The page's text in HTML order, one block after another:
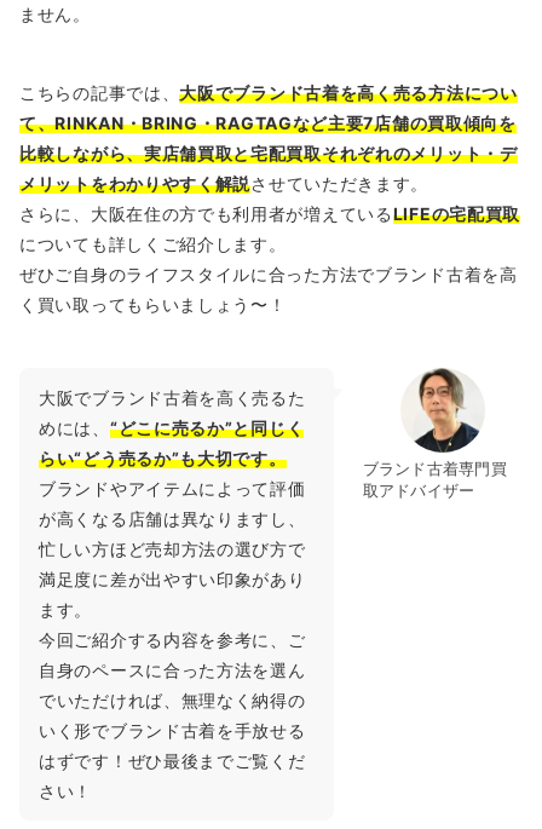
ません。
こちらの記事では、大阪でブランド古着を高く売る方法につい
て、RINKAN・BRING・RAGTAGなど主要7店舗の買取傾向を
比較しながら、実店舗買取と宅配買取それぞれのメリット・デ
メリットをわかりやすく解説させていただきます。
さらに、大阪在住の方でも利用者が増えているLIFEの宅配買取
についても詳しくご紹介します。
ぜひご自身のライフスタイルに合った方法でブランド古着を高
く買い取ってもらいましょう〜！
ブランド古着専門買
取アドバイザー
大阪でブランド古着を高く売るた
めには、 “どこに売るか”と同じく
らい“どう売るか”も大切です。
ブランドやアイテムによって評価
が高くなる店舗は異なりますし、
忙しい方ほど売却方法の選び方で
満足度に差が出やすい印象があり
ます。
今回ご紹介する内容を参考に、ご
自身のペースに合った方法を選ん
でいただければ、無理なく納得の
いく形でブランド古着を手放せる
はずです！ぜひ最後までご覧くだ
さい！